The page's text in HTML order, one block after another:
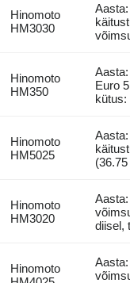
Hinomoto
HM3030
Hinomoto
HM350
Euro
kütus:
Hinomoto
HM5025
Hinomoto
HM3020
diisel,
Hinomoto